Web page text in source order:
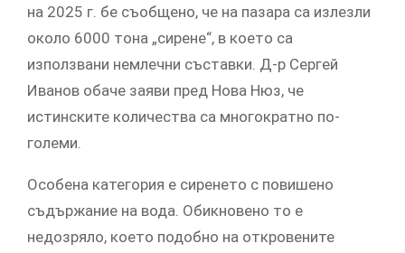
на 2025 г. бе съобщено, че на пазара са излезли
около 6000 тона „сирене“, в което са
използвани немлечни съставки. Д-р Сергей
Иванов обаче заяви пред Нова Нюз, че
истинските количества са многократно по-
големи.
Особена категория е сиренето с повишено
съдържание на вода. Обикновено то е
недозряло, което подобно на откровените